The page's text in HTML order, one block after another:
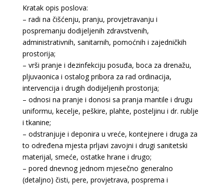
Kratak opis poslova:
– radi na čišćenju, pranju, provjetravanju i
pospremanju dodijeljenih zdravstvenih,
administrativnih, sanitarnih, pomoćnih i zajedničkih
prostorija;
– vrši pranje i dezinfekciju posuđa, boca za drenažu,
pljuvaonica i ostalog pribora za rad ordinacija,
intervencija i drugih dodijeljenih prostorija;
– odnosi na pranje i donosi sa pranja mantile i drugu
uniformu, kecelje, peškire, plahte, posteljinu i dr. rublje
i tkanine;
– odstranjuje i deponira u vreće, kontejnere i druga za
to određena mjesta prljavi zavojni i drugi sanitetski
materijal, smeće, ostatke hrane i drugo;
– pored dnevnog jednom mjesečno generalno
(detaljno) čisti, pere, provjetrava, posprema i